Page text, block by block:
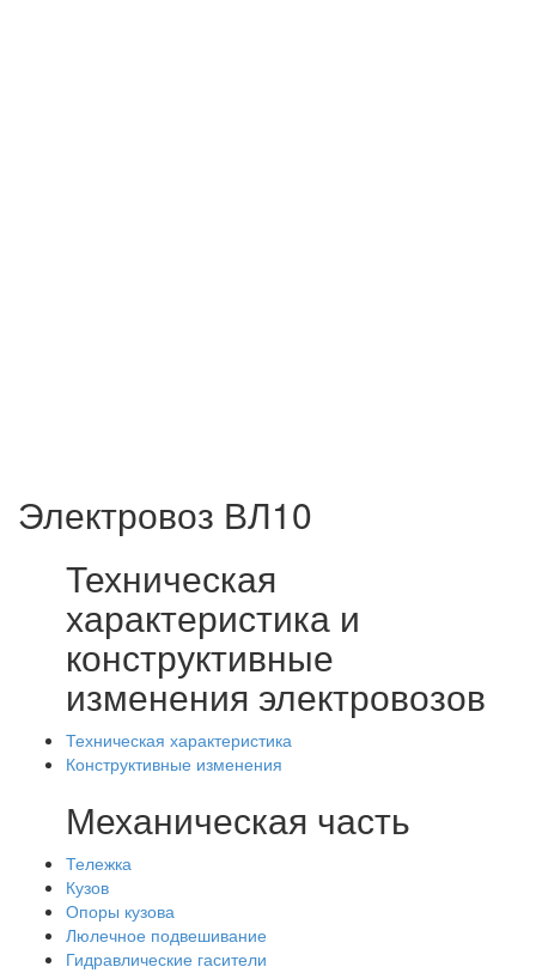
Электровоз ВЛ10
Техническая
характеристика и
конструктивные
изменения электровозов
Техническая характеристика
Конструктивные изменения
Механическая часть
Тележка
Кузов
Опоры кузова
Люлечное подвешивание
Гидравлические гасители